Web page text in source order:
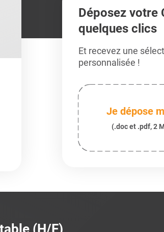
Déposez votre
quelques clics
Et recevez une
personnalisée !
Je dépose
(.doc et .pdf, 2
(H/F)